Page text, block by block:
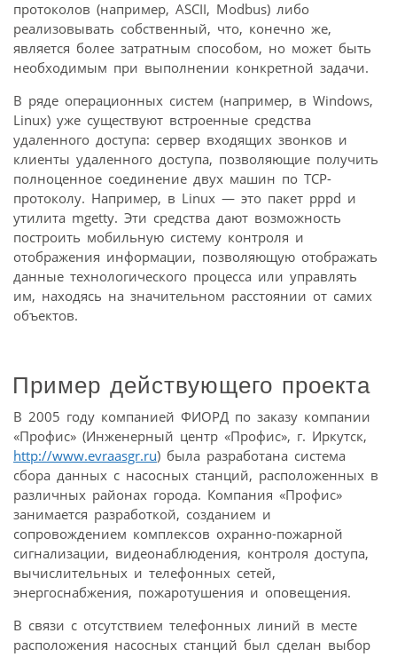
протоколов (например, ASCII, Modbus) либо
реализовывать собственный, что, конечно же,
является более затратным способом, но может быть
необходимым при выполнении конкретной задачи.
В ряде операционных систем (например, в Windows,
Linux) уже существуют встроенные средства
удаленного доступа: сервер входящих звонков и
клиенты удаленного доступа, позволяющие получить
полноценное соединение двух машин по TCP-
протоколу. Например, в Linux — это пакет pppd и
утилита mgetty. Эти средства дают возможность
построить мобильную систему контроля и
отображения информации, позволяющую отображать
данные технологического процесса или управлять
им, находясь на значительном расстоянии от самих
объектов.
Пример действующего проекта
В 2005 году компанией ФИОРД по заказу компании
«Профис» (Инженерный центр «Профис», г. Иркутск,
http://www.evraasgr.ru) была разработана система
сбора данных с насосных станций, расположенных в
различных районах города. Компания «Профис»
занимается разработкой, созданием и
сопровождением комплексов охранно-пожарной
сигнализации, видеонаблюдения, контроля доступа,
вычислительных и телефонных сетей,
энергоснабжения, пожаротушения и оповещения.
В связи с отсутствием телефонных линий в месте
расположения насосных станций был сделан выбор